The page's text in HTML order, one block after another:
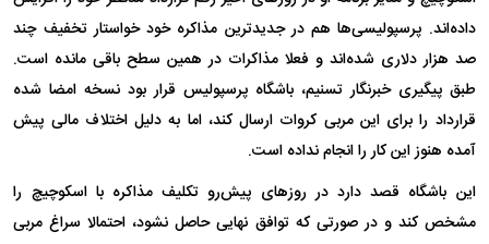
داده‌اند. پرسپولیسی‌ها هم در جدیدترین مذاکره خود خواستار تخفیف چند
صد هزار دلاری شده‌اند و فعلا مذاکرات در همین سطح باقی مانده است.
طبق پیگیری خبرنگار تسنیم، باشگاه پرسپولیس قرار بود نسخه امضا شده
قرارداد را برای این مربی کروات ارسال کند، اما به دلیل اختلاف مالی پیش
آمده هنوز این کار را انجام نداده است.
این باشگاه قصد دارد در روز‌های پیش‌رو تکلیف مذاکره با اسکوچیچ را
مشخص کند و در صورتی که توافق نهایی حاصل نشود، احتمالا سراغ مربی